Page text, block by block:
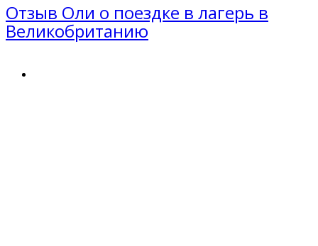
Отзыв Оли о поездке в лагерь в
Великобританию